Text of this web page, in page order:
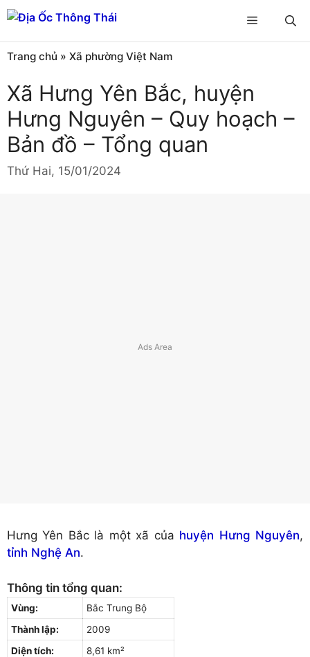
Chuyển
đến
nội
dung
Menu
Trang chủ » Xã phường Việt Nam
Xã Hưng Yên Bắc, huyện
Hưng Nguyên – Quy hoạch –
Bản đồ – Tổng quan
Thứ Hai, 15/01/2024
Hưng Yên Bắc là một xã của huyện Hưng Nguyên,
tỉnh Nghệ An.
Thông tin tổng quan:
Vùng:
Bắc Trung Bộ
Thành lập:
2009
Diện tích:
8,61 km²